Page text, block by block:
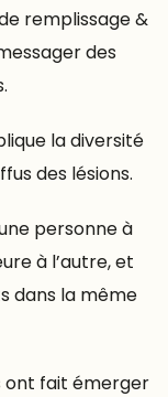
remplissage &
des
la diversité
des lésions.
personne à
à l’autre, et
dans la même
ont fait émerger